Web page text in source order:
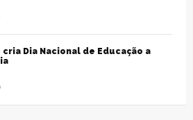
cria Dia Nacional de Educação a